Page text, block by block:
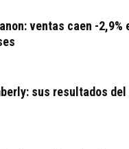
ventas caen -2,9%
sus resultados